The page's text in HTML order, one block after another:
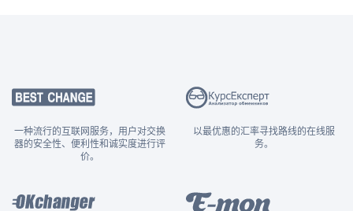
一种流行的互联网服务，用户对交换
器的安全性、便利性和诚实度进行评
价。
以最优惠的汇率寻找路线的在线服
务。